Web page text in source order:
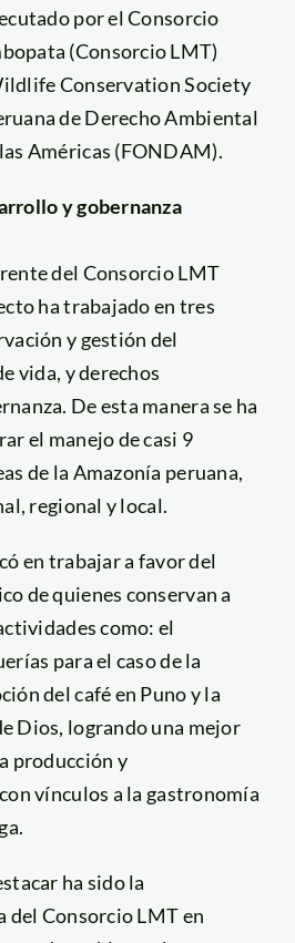
por el Consorcio
(Consorcio LMT)
Conservation Society
de Derecho Ambiental
Américas (FONDAM).
y gobernanza
del Consorcio LMT
ha trabajado en tres
y gestión del
vida, y derechos
De esta manera se ha
el manejo de casi 9
de la Amazonía peruana,
regional y local.
en trabajar a favor del
de quienes conservan a
como: el
para el caso de la
del café en Puno y la
Dios, logrando una mejor
producción y
vínculos a la gastronomía
ha sido la
Consorcio LMT en